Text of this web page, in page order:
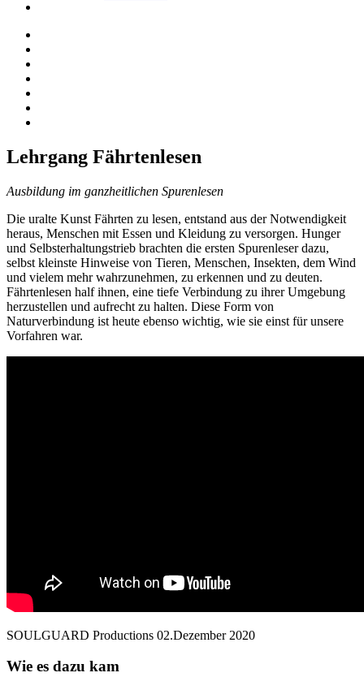
Lehrgang Fährtenlesen
Ausbildung im ganzheitlichen Spurenlesen
Die uralte Kunst Fährten zu lesen, entstand aus der Notwendigkeit
heraus, Menschen mit Essen und Kleidung zu versorgen. Hunger
und Selbsterhaltungstrieb brachten die ersten Spurenleser dazu,
selbst kleinste Hinweise von Tieren, Menschen, Insekten, dem Wind
und vielem mehr wahrzunehmen, zu erkennen und zu deuten.
Fährtenlesen half ihnen, eine tiefe Verbindung zu ihrer Umgebung
herzustellen und aufrecht zu halten. Diese Form von
Naturverbindung ist heute ebenso wichtig, wie sie einst für unsere
Vorfahren war.
SOULGUARD Productions 02.Dezember 2020
Wie es dazu kam